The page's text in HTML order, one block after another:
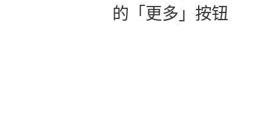
的「更多」按钮